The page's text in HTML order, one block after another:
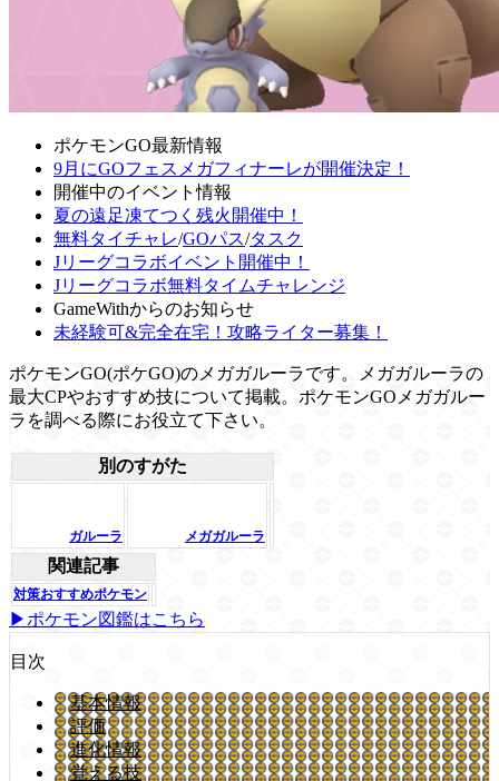
ポケモンGO最新情報
9月にGOフェスメガフィナーレが開催決定！
開催中のイベント情報
夏の遠足凍てつく残火開催中！
無料タイチャレ/GOパス/タスク
Jリーグコラボイベント開催中！
Jリーグコラボ無料タイムチャレンジ
GameWithからのお知らせ
未経験可&完全在宅！攻略ライター募集！
ポケモンGO(ポケGO)のメガガルーラです。メガガルーラの
最大CPやおすすめ技について掲載。ポケモンGOメガガルー
ラを調べる際にお役立て下さい。
別のすがた
ガルーラ メガガルーラ
関連記事
対策おすすめポケモン
▶ポケモン図鑑はこちら
目次
基本情報
評価
進化情報
覚える技